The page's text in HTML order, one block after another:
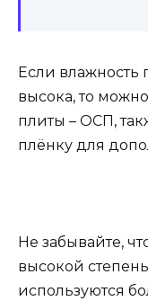
Если влажность
высока, то
плиты – ОСП,
плёнку для
Не забывайте,
высокой
используются